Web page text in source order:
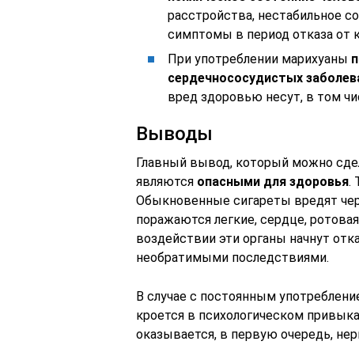
расстройства, нестабильное
симптомы в период отказа от
При употреблении марихуаны
сердечнососудистых
вред здоровью несут, в том
Выводы
Главный вывод, который можно
являются опасными для здоровья.
Обыкновенные сигареты вредят
поражаются легкие, сердце,
воздействии эти органы начнут
необратимыми последствиями.
В случае с постоянным
кроется в психологическом
оказывается, в первую очередь,